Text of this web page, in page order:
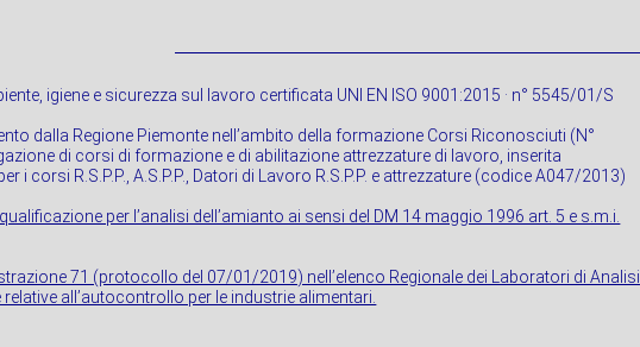
igiene e sicurezza sul lavoro certificata UNI EN ISO 9001:2015 · n° 5545/01/S
dalla Regione Piemonte nell’ambito della formazione Corsi Riconosciuti (N°
di corsi di formazione e di abilitazione attrezzature di lavoro, inserita
i corsi R.S.P.P., A.S.P.P., Datori di Lavoro R.S.P.P. e attrezzature (codice A047/2013)
per l’analisi dell’amianto ai sensi del DM 14 maggio 1996 art. 5 e s.m.i.
71 (protocollo del 07/01/2019) nell’elenco Regionale dei Laboratori di Analisi
all’autocontrollo per le industrie alimentari.